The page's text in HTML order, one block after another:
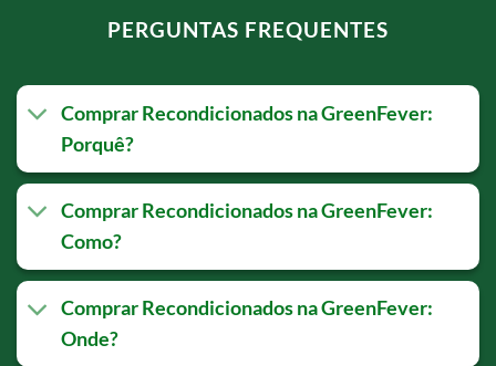
PERGUNTAS FREQUENTES
Comprar Recondicionados na GreenFever:
Porquê?
Comprar Recondicionados na GreenFever:
Como?
Comprar Recondicionados na GreenFever:
Onde?